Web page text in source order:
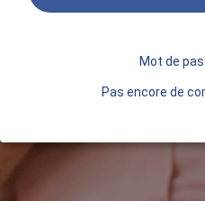
Mot de
Pas encore de